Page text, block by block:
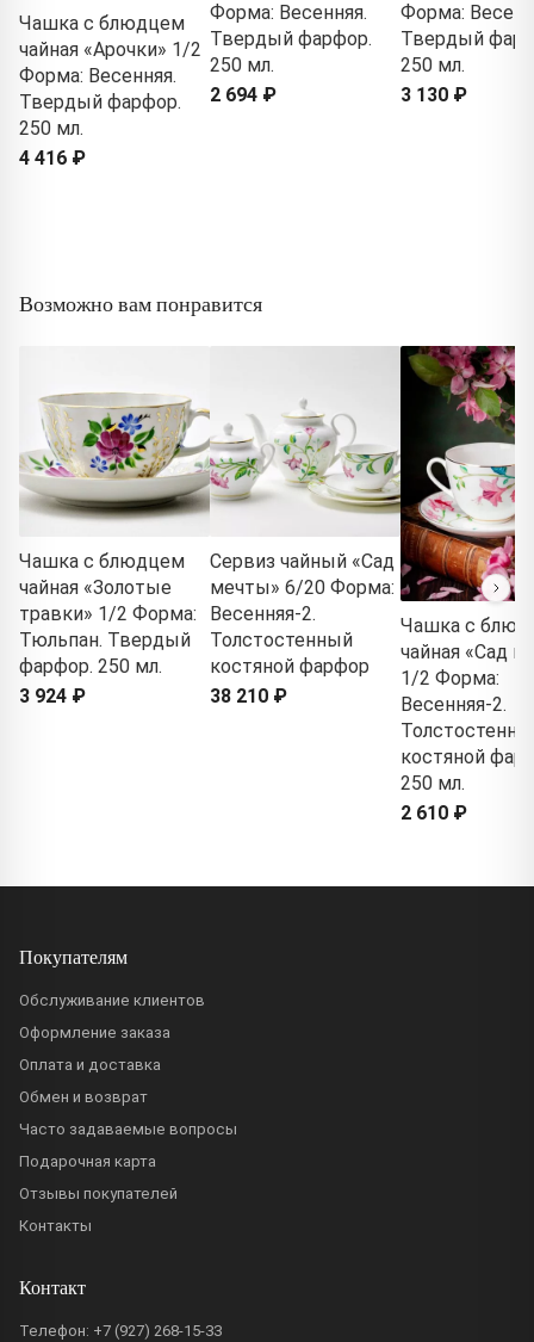
Чашка с блюдцем
чайная «Арочки» 1/2
Форма: Весенняя.
Твердый фарфор.
250 мл.
4 416 ₽
Форма: Весенняя.
Твердый фарфор.
250 мл.
2 694 ₽
Форма:
Твердый
250 мл.
3 130 ₽
Возможно вам понравится
Чашка с блюдцем
чайная «Золотые
травки» 1/2 Форма:
Тюльпан. Твердый
фарфор. 250 мл.
3 924 ₽
Сервиз чайный «Сад
мечты» 6/20 Форма:
Весенняя-2.
Толстостенный
костяной фарфор
38 210 ₽
Чашка с
чайная «Сад
1/2 Форма:
Весенняя-2.
костяной
250 мл.
2 610 ₽
Покупателям
Обслуживание клиентов
Оформление заказа
Оплата и доставка
Обмен и возврат
Часто задаваемые вопросы
Подарочная карта
Отзывы покупателей
Контакты
Контакт
Телефон: +7 (927) 268-15-33